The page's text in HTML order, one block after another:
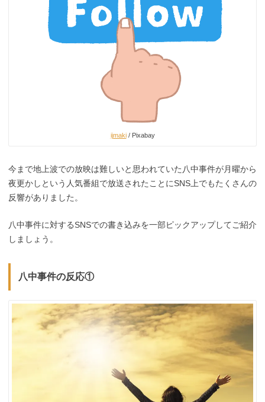
ijmaki/ Pixabay
今まで地上波での放映は難しいと思われていた八中事件が月曜から
夜更かしという人気番組で放送されたことにSNS上でもたくさんの
反響がありました。
八中事件に対するSNSでの書き込みを一部ピックアップしてご紹介
しましょう。
八中事件の反応①